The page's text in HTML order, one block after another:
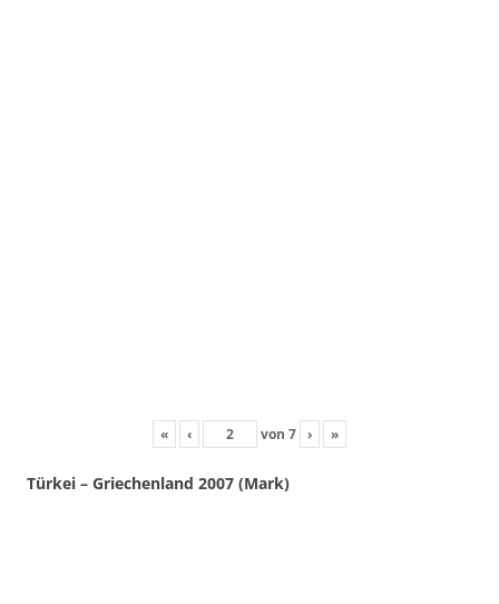
« ‹ von 7 › »
Türkei – Griechenland 2007 (Mark)